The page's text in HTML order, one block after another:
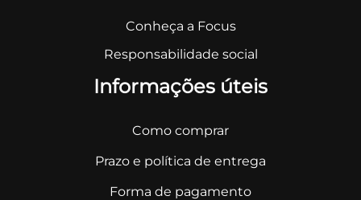
Conheça a Focus
Responsabilidade social
Informações úteis
Como comprar
Prazo e política de entrega
Forma de pagamento